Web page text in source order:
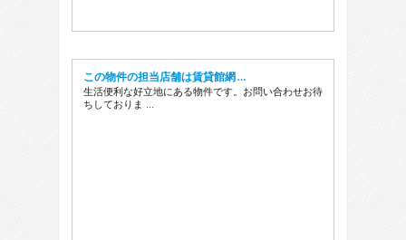
この物件の担当店舗は賃貸館網 …
生活便利な好立地にある物件です。お問い合わせお待
ちしておりま …